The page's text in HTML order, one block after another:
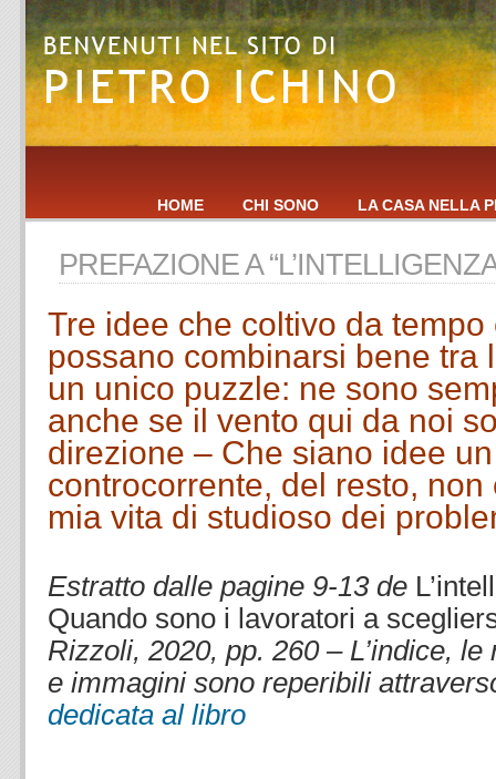
HOME CHI SONO LA CASA NELLA
PREFAZIONE A
Tre idee che coltivo da
possano combinarsi bene tra
un unico puzzle: ne sono
anche se il vento qui da noi
direzione – Che siano idee un
controcorrente, del resto,
mia vita di studioso dei
Estratto dalle pagine 9-13 de
Quando sono i lavoratori a
Rizzoli, 2020, pp. 260 – L’indice,
e immagini sono reperibili
dedicata al libro